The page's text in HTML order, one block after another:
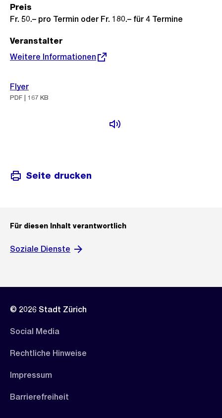
Preis
Fr. 50.– pro Termin oder Fr. 180.– für 4 Termine
Veranstalter
Externer
Weitere Informationen
Flyer
PDF | 167 KB
Seite drucken
Für diesen Inhalt verantwortlich
Soziale Dienste
© 2026 Stadt Zürich
Social Media
Rechtliche Hinweise
Impressum
Barrierefreiheit